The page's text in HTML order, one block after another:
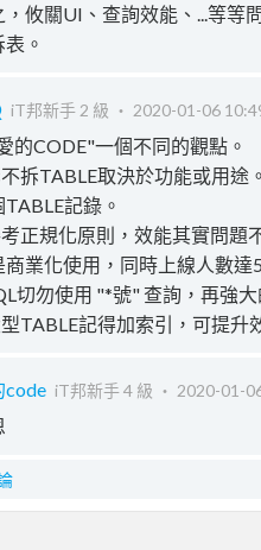
，攸關UI、查詢效能、...等等
。
iT邦新手 2 級 ‧ 2020-01-06
的CODE"一個不同的觀點。
拆TABLE取決於功能或用途
記錄。
正規化原則，效能其實問題
商業化使用，同時上線人數達
切勿使用 "*號" 查詢，再強
TABLE記得加索引，可提升
code iT邦新手 4 級 ‧ 2020-01-